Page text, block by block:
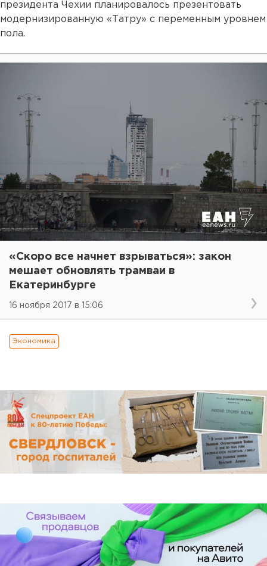
президента Чехии планировалось презентовать
модернизированную «Татру» с переменным уровнем
пола.
«Скоро все начнет взрываться»: закон
мешает обновлять трамваи в
Екатеринбурге
16 ноября 2017 в 15:06
Экономика